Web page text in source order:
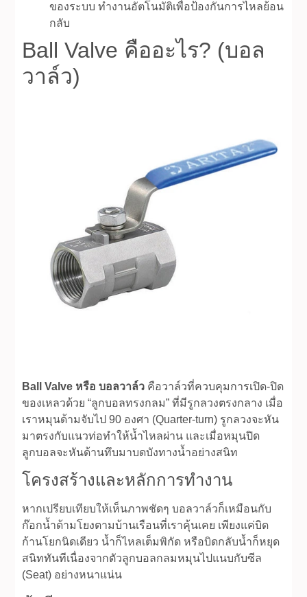
ของระบบ ทำงานอัตโนมัติเพื่อป้องกันการไหลย้อน
กลับ
Ball Valve คืออะไร? (บอล
วาล์ว)
Ball Valve หรือ บอลวาล์ว คือวาล์วที่ควบคุมการเปิด-ปิด
ของเหลวด้วย “ลูกบอลทรงกลม” ที่มีรูกลวงตรงกลาง เมื่อ
เราหมุนด้ามจับไป 90 องศา (Quarter-turn) รูกลวงจะหัน
มาตรงกับแนวท่อทำให้น้ำไหลผ่าน และเมื่อหมุนปิด
ลูกบอลจะหันด้านทึบมาบดบังทางน้ำอย่างสนิท
โครงสร้างและหลักการทำงาน
หากเปรียบเทียบให้เห็นภาพชัดๆ บอลวาล์วก็เหมือนกับ
ก๊อกน้ำด้ามโยงตามบ้านเรือนที่เราคุ้นเคย เพียงแค่บิด
ก้านโยกนิดเดียว น้ำก็ไหลเต็มพิกัด หรือบิดกลับน้ำก็หยุด
สนิททันทีเนื่องจากตัวลูกบอลกลมหมุนไปแนบกับซีล
(Seat) อย่างหนาแน่น